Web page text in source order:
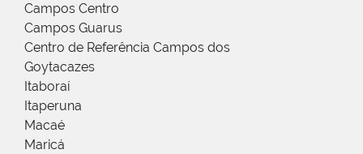
Campos Centro
Campos Guarus
Centro de Referência Campos dos
Goytacazes
Itaboraí
Itaperuna
Macaé
Maricá